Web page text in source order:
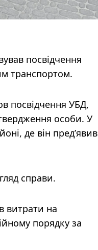
посвідчення
транспортом.
посвідчення УБД,
особи. У
де він пред’явив
справи.
витрати на
порядку за